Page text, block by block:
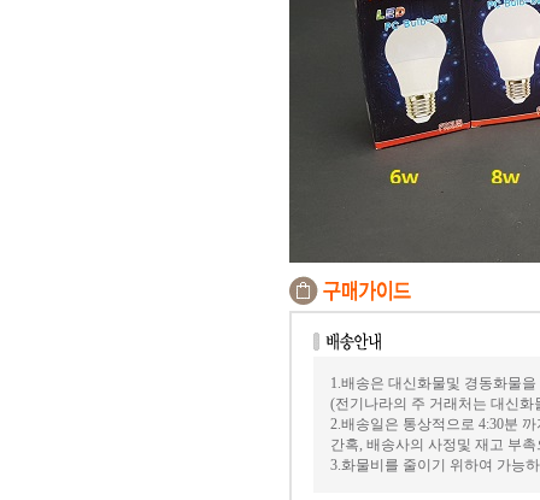
1.배송은 대신화물및 경동화물
(전기나라의 주 거래처는 대신화
2.배송일은 통상적으로 4:30분
간혹, 배송사의 사정및 재고 부
3.화물비를 줄이기 위하여 가능